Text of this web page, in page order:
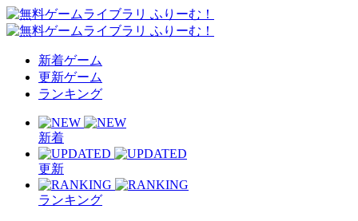
新着ゲーム
更新ゲーム
ランキング
新着
更新
ランキング